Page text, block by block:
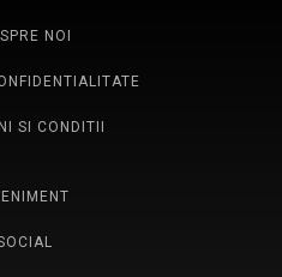
NOI
SI CONDITII